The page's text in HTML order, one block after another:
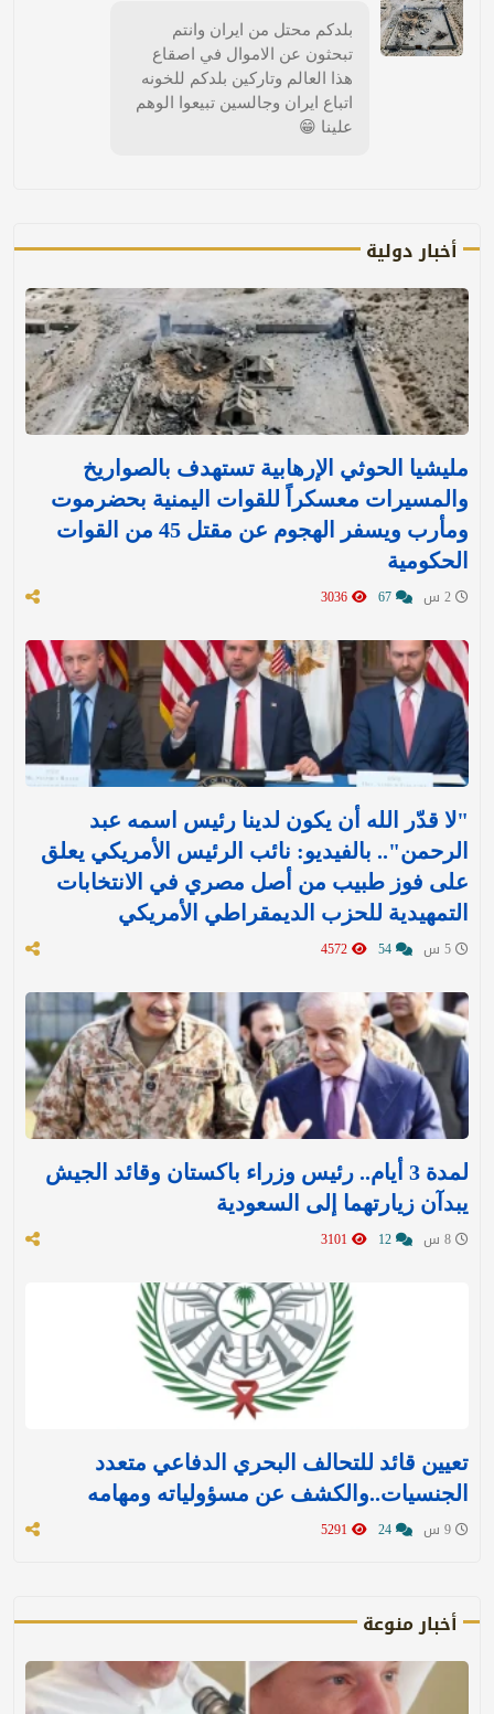
بلدكم محتل من ايران وانتم
تبحثون عن الاموال في اصقاع
هذا العالم وتاركين بلدكم للخونه
اتباع ايران وجالسين تبيعوا الوهم
علينا 😁
أخبار دولية
مليشيا الحوثي الإرهابية تستهدف بالصواريخ
والمسيرات معسكراً للقوات اليمنية بحضرموت
ومأرب ويسفر الهجوم عن مقتل 45 من القوات
الحكومية
"لا قدّر الله أن يكون لدينا رئيس اسمه عبد
الرحمن".. بالفيديو: نائب الرئيس الأمريكي يعلق
على فوز طبيب من أصل مصري في الانتخابات
التمهيدية للحزب الديمقراطي الأمريكي
لمدة 3 أيام.. رئيس وزراء باكستان وقائد الجيش
يبدآن زيارتهما إلى السعودية
تعيين قائد للتحالف البحري الدفاعي متعدد
الجنسيات..والكشف عن مسؤولياته ومهامه
أخبار منوعة